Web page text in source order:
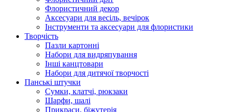
Флористичний декор
Аксесуари для весіль, вечірок
Інструменти та аксесуари для флористики
Творчість
Пазли картонні
Набори для видряпування
Інші канцтовари
Набори для дитячої творчості
Панські штучки
Сумки, клатчі, рюкзаки
Шарфи, шалі
Прикраси, біжутерія